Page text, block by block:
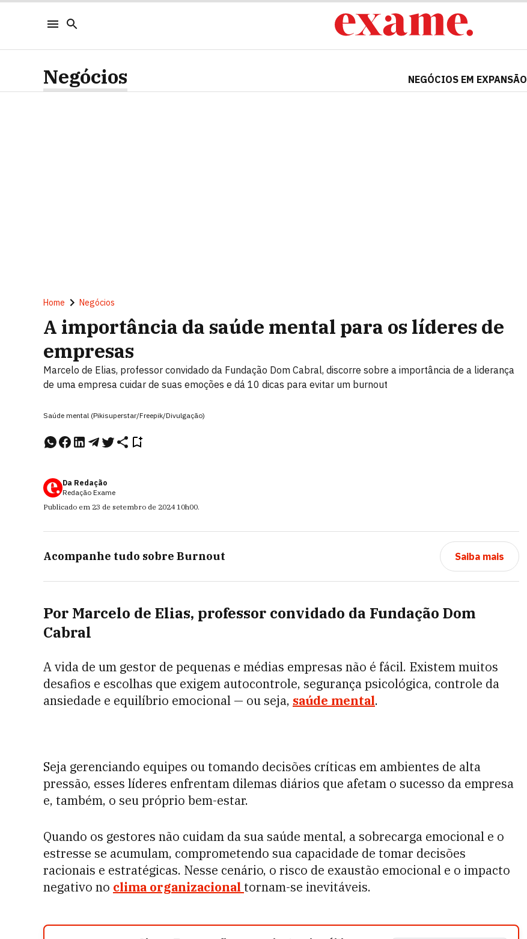
Negócios NEGÓCIOS EM EXPANSÃO
Home Negócios
A importância da saúde mental para os líderes de
empresas
Marcelo de Elias, professor convidado da Fundação Dom Cabral, discorre sobre a importância de a liderança
de uma empresa cuidar de suas emoções e dá 10 dicas para evitar um burnout
Saúde mental (Pikisuperstar/Freepik/Divulgação)
Da Redação
Redação Exame
Publicado em 23 de setembro de 2024 10h00.
Acompanhe tudo sobre Burnout Saiba mais
Por Marcelo de Elias, professor convidado da Fundação Dom
Cabral
A vida de um gestor de pequenas e médias empresas não é fácil. Existem muitos
desafios e escolhas que exigem autocontrole, segurança psicológica, controle da
ansiedade e equilíbrio emocional — ou seja, saúde mental.
Seja gerenciando equipes ou tomando decisões críticas em ambientes de alta
pressão, esses líderes enfrentam dilemas diários que afetam o sucesso da empresa
e, também, o seu próprio bem-estar.
Quando os gestores não cuidam da sua saúde mental, a sobrecarga emocional e o
estresse se acumulam, comprometendo sua capacidade de tomar decisões
racionais e estratégicas. Nesse cenário, o risco de exaustão emocional e o impacto
negativo no clima organizacional tornam-se inevitáveis.